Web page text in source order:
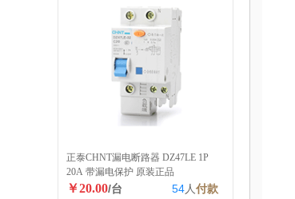
正泰CHNT漏电断路器 DZ47LE 1P
20A 带漏电保护 原装正品
￥20.00/台 54人付款